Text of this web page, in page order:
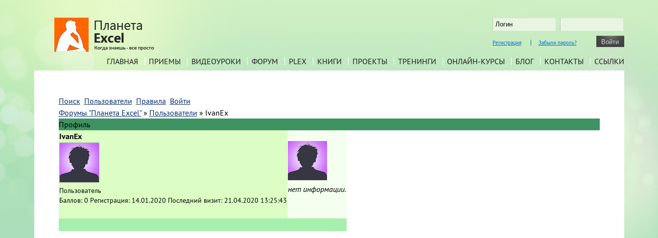
Регистрация Забыли пароль?
ГЛАВНАЯ ПРИЕМЫ ВИДЕОУРОКИ ФОРУМ PLEX КНИГИ ПРОЕКТЫ ТРЕНИНГИ ОНЛАЙН-КУРСЫ БЛОГ КОНТАКТЫ ССЫЛКИ
Поиск Пользователи Правила Войти
Форумы "Планета Excel" » Пользователи » IvanEx
Профиль
IvanEx
Пользователь
Баллов: 0 Регистрация: 14.01.2020 Последний визит: 21.04.2020 13:25:43
нет информации.